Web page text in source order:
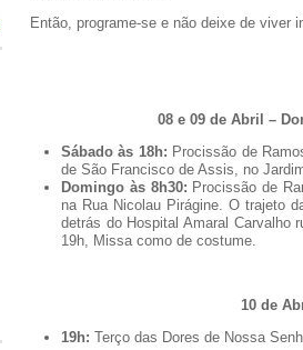
Então, programe-se e não deixe de viver
08 e 09 de Abril –
Sábado às 18h: Procissão de
de São Francisco de Assis, no
Domingo às 8h30: Procissão de
na Rua Nicolau Pirágine. O trajeto
detrás do Hospital Amaral Carvalho
19h, Missa como de costume.
10 de
19h: Terço das Dores de Nossa